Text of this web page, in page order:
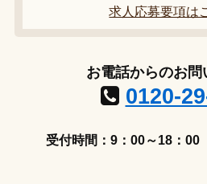
求人応募要項は
お電話からのお問
0120-
受付時間：9：00～18：00